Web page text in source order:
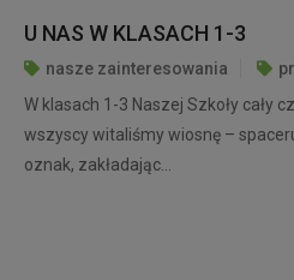
U NAS W KLASACH 1-3
nasze zainteresowania
W klasach 1-3 Naszej Szkoły cały
wszyscy witaliśmy wiosnę –
oznak, zakładając...